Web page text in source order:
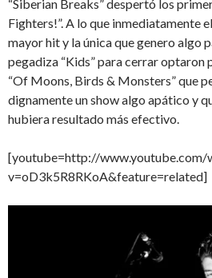
“Siberian Breaks” despertó los
Fighters!”. A lo que inmediatamente
mayor hit y la única que genero algo
pegadiza “Kids” para cerrar optaron
“Of Moons, Birds & Monsters” que
dignamente un show algo apático y
hubiera resultado más efectivo.
[youtube=http://www.youtube.com/
v=oD3k5R8RKoA&feature=related]